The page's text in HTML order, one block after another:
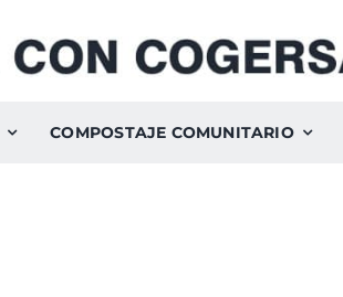
COMPOSTAJE COMUNITARIO